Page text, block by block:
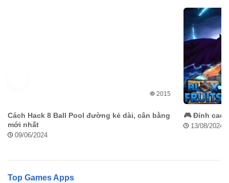
2015
Cách Hack 8 Ball Pool đường kẻ dài, cân bằng
mới nhất
09/06/2024
🎮 Đỉnh cao
13/08/2024
Top Games Apps